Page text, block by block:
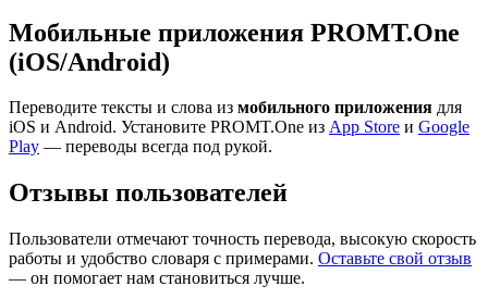
Мобильные приложения PROMT.One
(iOS/Android)
Переводите тексты и слова из мобильного приложения для
iOS и Android. Установите PROMT.One из App Store и Google
Play — переводы всегда под рукой.
Отзывы пользователей
Пользователи отмечают точность перевода, высокую скорость
работы и удобство словаря с примерами. Оставьте свой отзыв
— он помогает нам становиться лучше.